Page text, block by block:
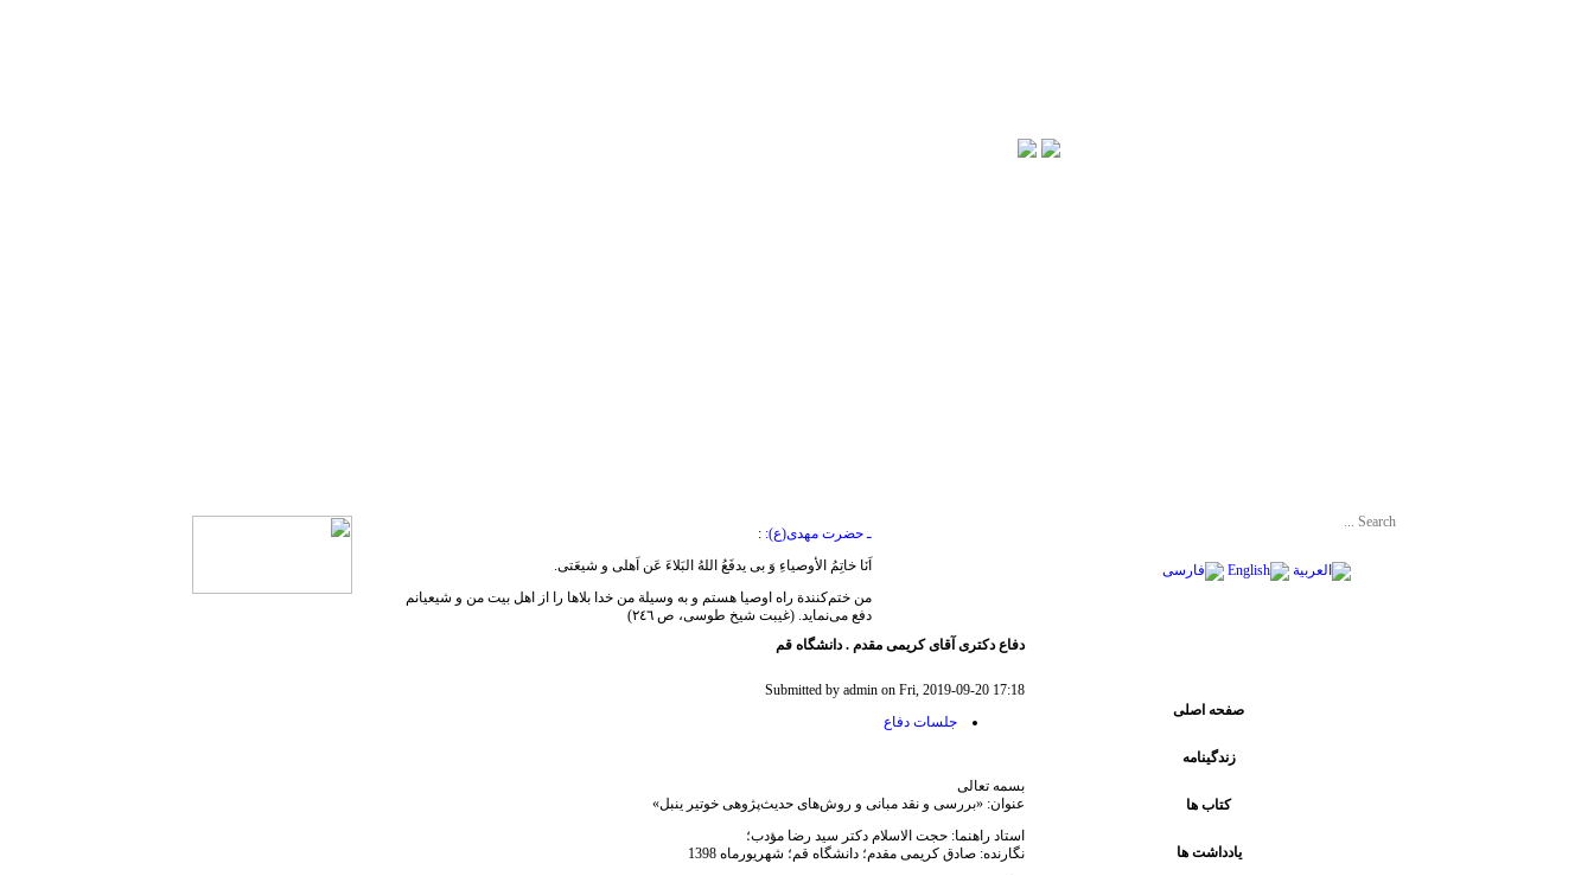
ـ حضرت مهدی(ع): :
اَنَا خاتِمُ الأوصیاءِ وَ بی ‌یدفَعُ اللهُ البَلاءَ عَن اَهلی و شیعَتی.
من ختم‌کنندة راه اوصیا هستم و به وسیلة من خدا بلاها را از اهل بیت من و شیعیانم
دفع می‌نماید. (غیبت شیخ طوسی، ص ٢٤٦)
صفحه اصلی
زندگینامه
کتاب ها
يادداشت ها
دفاع دکتری آقای کریمی مقدم . دانشگاه قم
Submitted by admin on Fri, 2019-09-20 17:18
جلسات دفاع
بسمه تعالی
عنوان: «بررسی و نقد مبانی و روش‌های حدیث‌پژوهی خوتیر ینبل»
استاد راهنما: حجت الاسلام دکتر سید رضا مؤدب؛
نگارنده: صادق کریمی مقدم؛ دانشگاه قم؛ شهریورماه 1398